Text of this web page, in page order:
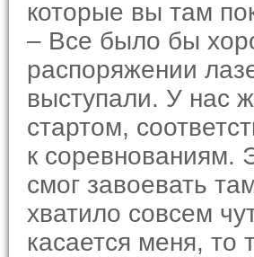
которые вы там
– Все было бы
распоряжении
выступали. У нас
стартом,
к соревнованиям.
смог завоевать
хватило совсем
касается меня, то